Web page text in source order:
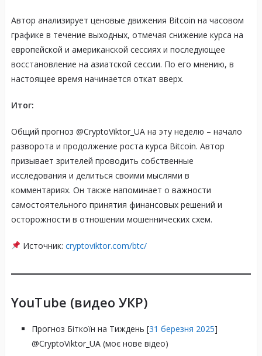
Автор анализирует ценовые движения Bitcoin на часовом
графике в течение выходных, отмечая снижение курса на
европейской и американской сессиях и последующее
восстановление на азиатской сессии. По его мнению, в
настоящее время начинается откат вверх.
Итог:
Общий прогноз @CryptoViktor_UA на эту неделю – начало
разворота и продолжение роста курса Bitcoin. Автор
призывает зрителей проводить собственные
исследования и делиться своими мыслями в
комментариях. Он также напоминает о важности
самостоятельного принятия финансовых решений и
осторожности в отношении мошеннических схем.
Источник: cryptoviktor.com/btc/
YouTube (видео УКР)
Прогноз Біткоїн на Тиждень [31 березня 2025]
@CryptoViktor_UA (моє нове відео)